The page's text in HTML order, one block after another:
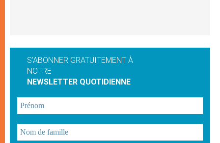
S'ABONNER GRATUITEMENT À
NOTRE
NEWSLETTER QUOTIDIENNE